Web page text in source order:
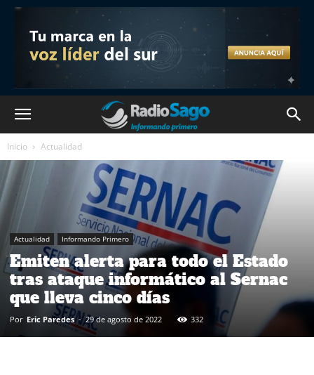
Inicio Actualidad
Actualidad Informando Primero
Emiten alerta para todo el Estado
tras ataque informático al Sernac
que lleva cinco días
Por Eric Paredes - 29 de agosto de 2022 332